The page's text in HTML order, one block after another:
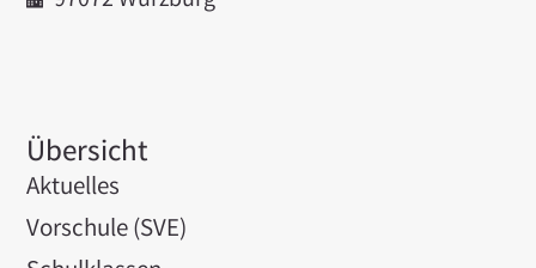
Übersicht
Aktuelles
Vorschule (SVE)